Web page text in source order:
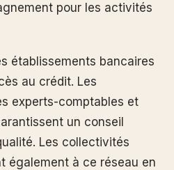
pour les activités
établissements bancaires
au crédit. Les
experts-comptables et
un conseil
Les collectivités
également à ce réseau en